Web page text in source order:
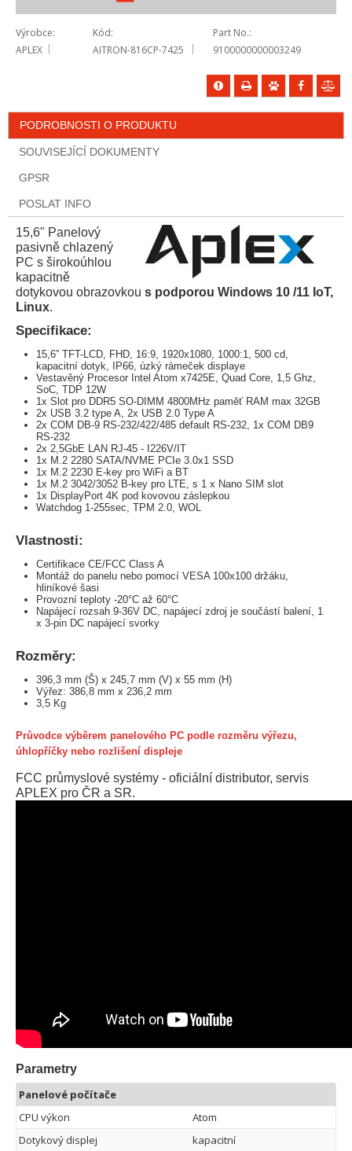
Výrobce
APLEX
Kód
AITRON-816CP-7425
Part No.
9100000000003249
PODROBNOSTI O PRODUKTU
SOUVISEJÍCÍ DOKUMENTY
GPSR
POSLAT INFO
15,6" Panelový
pasivně chlazený
PC s širokoúhlou
kapacitně
dotykovou obrazovkou s podporou Windows 10 /11 IoT,
Linux.
Specifikace:
15,6” TFT-LCD, FHD, 16:9, 1920x1080, 1000:1, 500 cd,
kapacitní dotyk, IP66, úzký rámeček displaye
Vestavěný Procesor Intel Atom x7425E, Quad Core, 1,5 Ghz,
SoC, TDP 12W
1x Slot pro DDR5 SO-DIMM 4800MHz paměť RAM max 32GB
2x USB 3.2 type A, 2x USB 2.0 Type A
2x COM DB-9 RS-232/422/485 default RS-232, 1x COM DB9
RS-232
2x 2,5GbE LAN RJ-45 - I226V/IT
1x M.2 2280 SATA/NVME PCIe 3.0x1 SSD
1x M.2 2230 E-key pro WiFi a BT
1x M.2 3042/3052 B-key pro LTE, s 1 x Nano SIM slot
1x DisplayPort 4K pod kovovou záslepkou
Watchdog 1-255sec, TPM 2.0, WOL
Vlastnosti:
Certifikace CE/FCC Class A
Montáž do panelu nebo pomocí VESA 100x100 držáku,
hliníkové šasi
Provozní teploty -20°C až 60°C
Napájecí rozsah 9-36V DC, napájecí zdroj je součástí balení, 1
x 3-pin DC napájecí svorky
Rozměry:
396,3 mm (Š) x 245,7 mm (V) x 55 mm (H)
Výřez: 386,8 mm x 236,2 mm
3,5 Kg
Průvodce výběrem panelového PC podle rozměru výřezu,
úhlopříčky nebo rozlišení displeje
FCC průmyslové systémy - oficiální distributor, servis
APLEX pro ČR a SR.
Parametry
Panelové počítače
CPU výkon
Atom
Dotykový displej
kapacitní